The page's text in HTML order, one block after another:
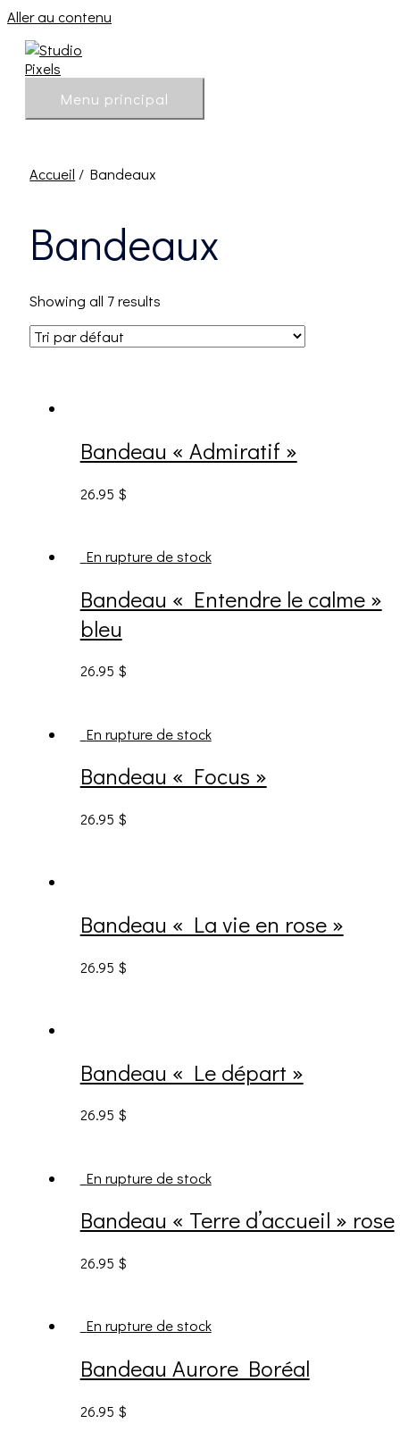
Aller au contenu
Menu principal
Accueil / Bandeaux
Bandeaux
Showing all 7 results
Bandeau « Admiratif »
26.95 $
En rupture de stock
Bandeau « Entendre le calme »
bleu
26.95 $
En rupture de stock
Bandeau « Focus »
26.95 $
Bandeau « La vie en rose »
26.95 $
Bandeau « Le départ »
26.95 $
En rupture de stock
Bandeau « Terre d’accueil » rose
26.95 $
En rupture de stock
Bandeau Aurore Boréal
26.95 $